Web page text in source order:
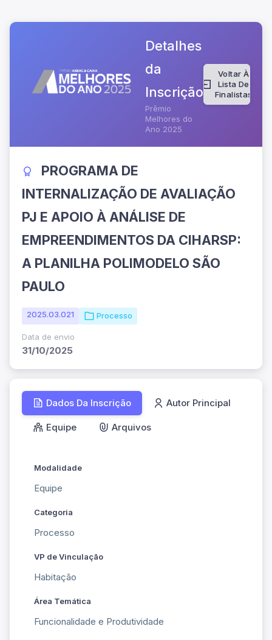
Detalhes
da
Inscrição
Prêmio
Melhores do
Ano 2025
Voltar À
Lista De
Finalistas
PROGRAMA DE
INTERNALIZAÇÃO DE AVALIAÇÃO
PJ E APOIO À ANÁLISE DE
EMPREENDIMENTOS DA CIHARSP:
A PLANILHA POLIMODELO SÃO
PAULO
2025.03.021 Processo
Data de envio
31/10/2025
Dados Da Inscrição Autor Principal
Equipe Arquivos
Modalidade
Equipe
Categoria
Processo
VP de Vinculação
Habitação
Área Temática
Funcionalidade e Produtividade